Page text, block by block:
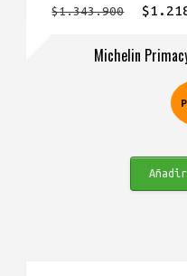
Michelin
$1.343.900
El$